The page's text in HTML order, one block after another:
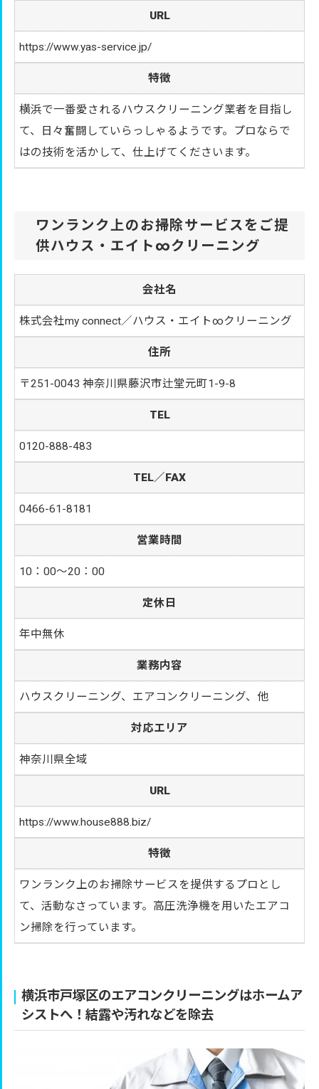
URL
https://www.yas-service.jp/
特徴
横浜で一番愛されるハウスクリーニング業者を目指し
て、日々奮闘していらっしゃるようです。プロならで
はの技術を活かして、仕上げてくださいます。
ワンランク上のお掃除サービスをご提
供ハウス・エイト∞クリーニング
会社名
株式会社my connect／ハウス・エイト∞クリーニング
住所
〒251-0043 神奈川県藤沢市辻堂元町1-9-8
TEL
0120-888-483
TEL／FAX
0466-61-8181
営業時間
10：00～20：00
定休日
年中無休
業務内容
ハウスクリーニング、エアコンクリーニング、他
対応エリア
神奈川県全域
URL
https://www.house888.biz/
特徴
ワンランク上のお掃除サービスを提供するプロとし
て、活動なさっています。高圧洗浄機を用いたエアコ
ン掃除を行っています。
横浜市戸塚区のエアコンクリーニングはホームア
シストへ！結露や汚れなどを除去